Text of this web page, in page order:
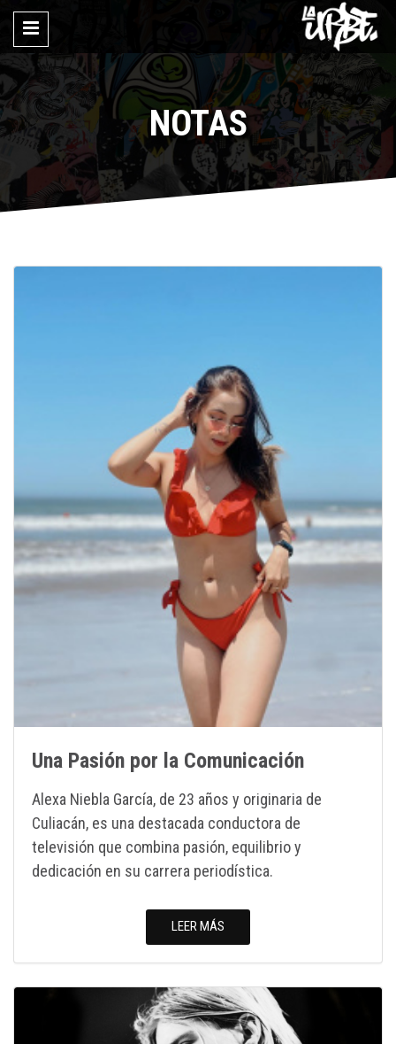
NOTAS
Una Pasión por la Comunicación
Alexa Niebla García, de 23 años y originaria de
Culiacán, es una destacada conductora de
televisión que combina pasión, equilibrio y
dedicación en su carrera periodística.
LEER MÁS